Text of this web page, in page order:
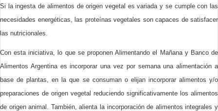
Si la ingesta de alimentos de origen vegetal es variada y se cumple con las
necesidades energéticas, las proteínas vegetales son capaces de satisfacer
las nutricionales.
Con esta iniciativa, lo que se proponen Alimentando el Mañana y Banco de
Alimentos Argentina es incorporar una vez por semana una alimentación a
base de plantas, en la que se consuman o elijan incorporar alimentos y/o
preparaciones de origen vegetal reduciendo significativamente los alimentos
de origen animal. También, alienta la incorporación de alimentos integrales y